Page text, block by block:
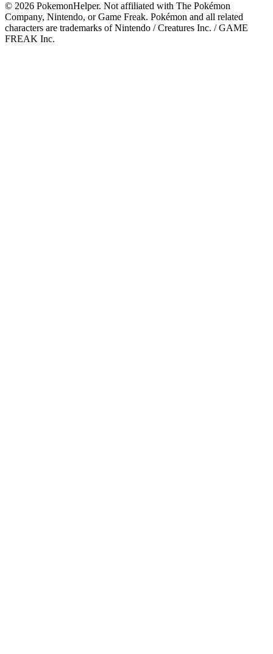
© 2026 PokemonHelper. Not affiliated with The Pokémon
Company, Nintendo, or Game Freak. Pokémon and all related
characters are trademarks of Nintendo / Creatures Inc. / GAME
FREAK Inc.